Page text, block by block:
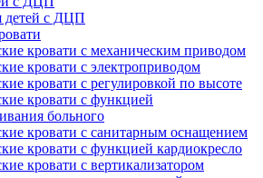
детей с ДЦП
кровати с механическим приводом
кровати с электроприводом
кровати с регулировкой по высоте
кровати с функцией
больного
кровати с санитарным оснащением
кровати с функцией кардиокресло
кровати с вертикализатором